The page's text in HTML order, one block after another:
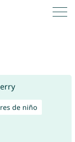
de niño